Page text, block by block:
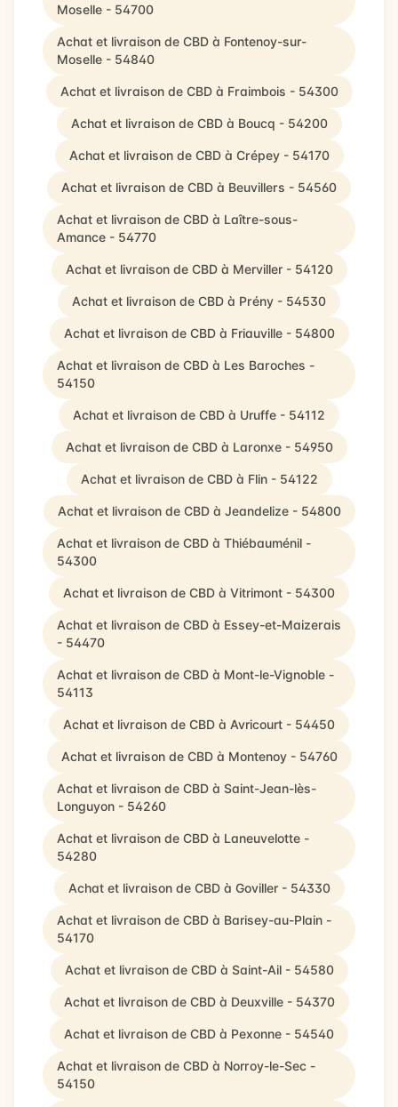
Moselle - 54700
Achat et livraison de CBD à Fontenoy-sur-
Moselle - 54840
Achat et livraison de CBD à Fraimbois - 54300
Achat et livraison de CBD à Boucq - 54200
Achat et livraison de CBD à Crépey - 54170
Achat et livraison de CBD à Beuvillers - 54560
Achat et livraison de CBD à Laître-sous-
Amance - 54770
Achat et livraison de CBD à Merviller - 54120
Achat et livraison de CBD à Prény - 54530
Achat et livraison de CBD à Friauville - 54800
Achat et livraison de CBD à Les Baroches -
54150
Achat et livraison de CBD à Uruffe - 54112
Achat et livraison de CBD à Laronxe - 54950
Achat et livraison de CBD à Flin - 54122
Achat et livraison de CBD à Jeandelize - 54800
Achat et livraison de CBD à Thiébauménil -
54300
Achat et livraison de CBD à Vitrimont - 54300
Achat et livraison de CBD à Essey-et-Maizerais
- 54470
Achat et livraison de CBD à Mont-le-Vignoble -
54113
Achat et livraison de CBD à Avricourt - 54450
Achat et livraison de CBD à Montenoy - 54760
Achat et livraison de CBD à Saint-Jean-lès-
Longuyon - 54260
Achat et livraison de CBD à Laneuvelotte -
54280
Achat et livraison de CBD à Goviller - 54330
Achat et livraison de CBD à Barisey-au-Plain -
54170
Achat et livraison de CBD à Saint-Ail - 54580
Achat et livraison de CBD à Deuxville - 54370
Achat et livraison de CBD à Pexonne - 54540
Achat et livraison de CBD à Norroy-le-Sec -
54150